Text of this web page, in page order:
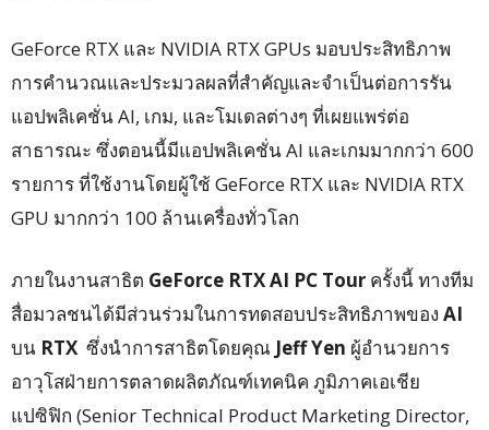
GeForce RTX และ NVIDIA RTX GPUs มอบประสิทธิภาพ
การคำนวณและประมวลผลที่สำคัญและจำเป็นต่อการรัน
แอปพลิเคชั่น AI, เกม, และโมเดลต่างๆ ที่เผยแพร่ต่อ
สาธารณะ ซึ่งตอนนี้มีแอปพลิเคชั่น AI และเกมมากกว่า 600
รายการ ที่ใช้งานโดยผู้ใช้ GeForce RTX และ NVIDIA RTX
GPU มากกว่า 100 ล้านเครื่องทั่วโลก
ภายในงานสาธิต GeForce RTX AI PC Tour ครั้งนี้ ทางทีม
สื่อมวลชนได้มีส่วนร่วมในการทดสอบประสิทธิภาพของ AI
บน RTX ซึ่งนำการสาธิตโดยคุณ Jeff Yen ผู้อำนวยการ
อาวุโสฝ่ายการตลาดผลิตภัณฑ์เทคนิค ภูมิภาคเอเชีย
แปซิฟิก (Senior Technical Product Marketing Director,